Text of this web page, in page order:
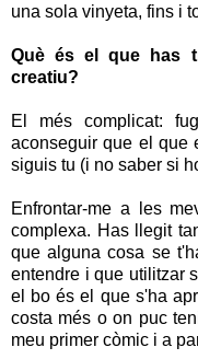
una sola vinyeta, fins i
Què és el que has
creatiu?
El més complicat:
aconseguir que el que
siguis tu (i no saber si
Enfrontar-me a les
complexa. Has llegit
que alguna cosa se
entendre i que utilitzar
el bo és el que s'ha
costa més o on puc
meu primer còmic i a